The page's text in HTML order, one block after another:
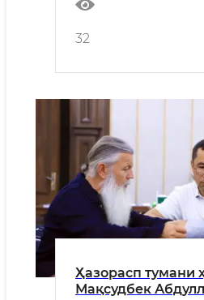
32
Ҳазорасп тумани
Мақсудбек